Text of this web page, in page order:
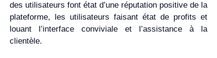
des utilisateurs font état d’une réputation positive de la
plateforme, les utilisateurs faisant état de profits et
louant l’interface conviviale et l’assistance à la
clientèle.